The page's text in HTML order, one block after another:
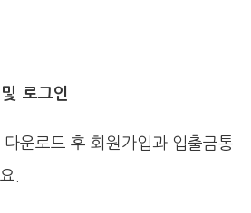
로그인
운로드 후 회원가입과 입출금통
.